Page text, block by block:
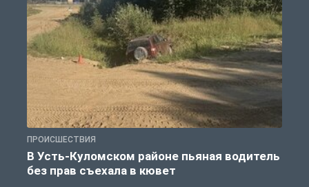
ПРОИСШЕСТВИЯ
В Усть-Куломском районе пьяная водитель
без прав съехала в кювет